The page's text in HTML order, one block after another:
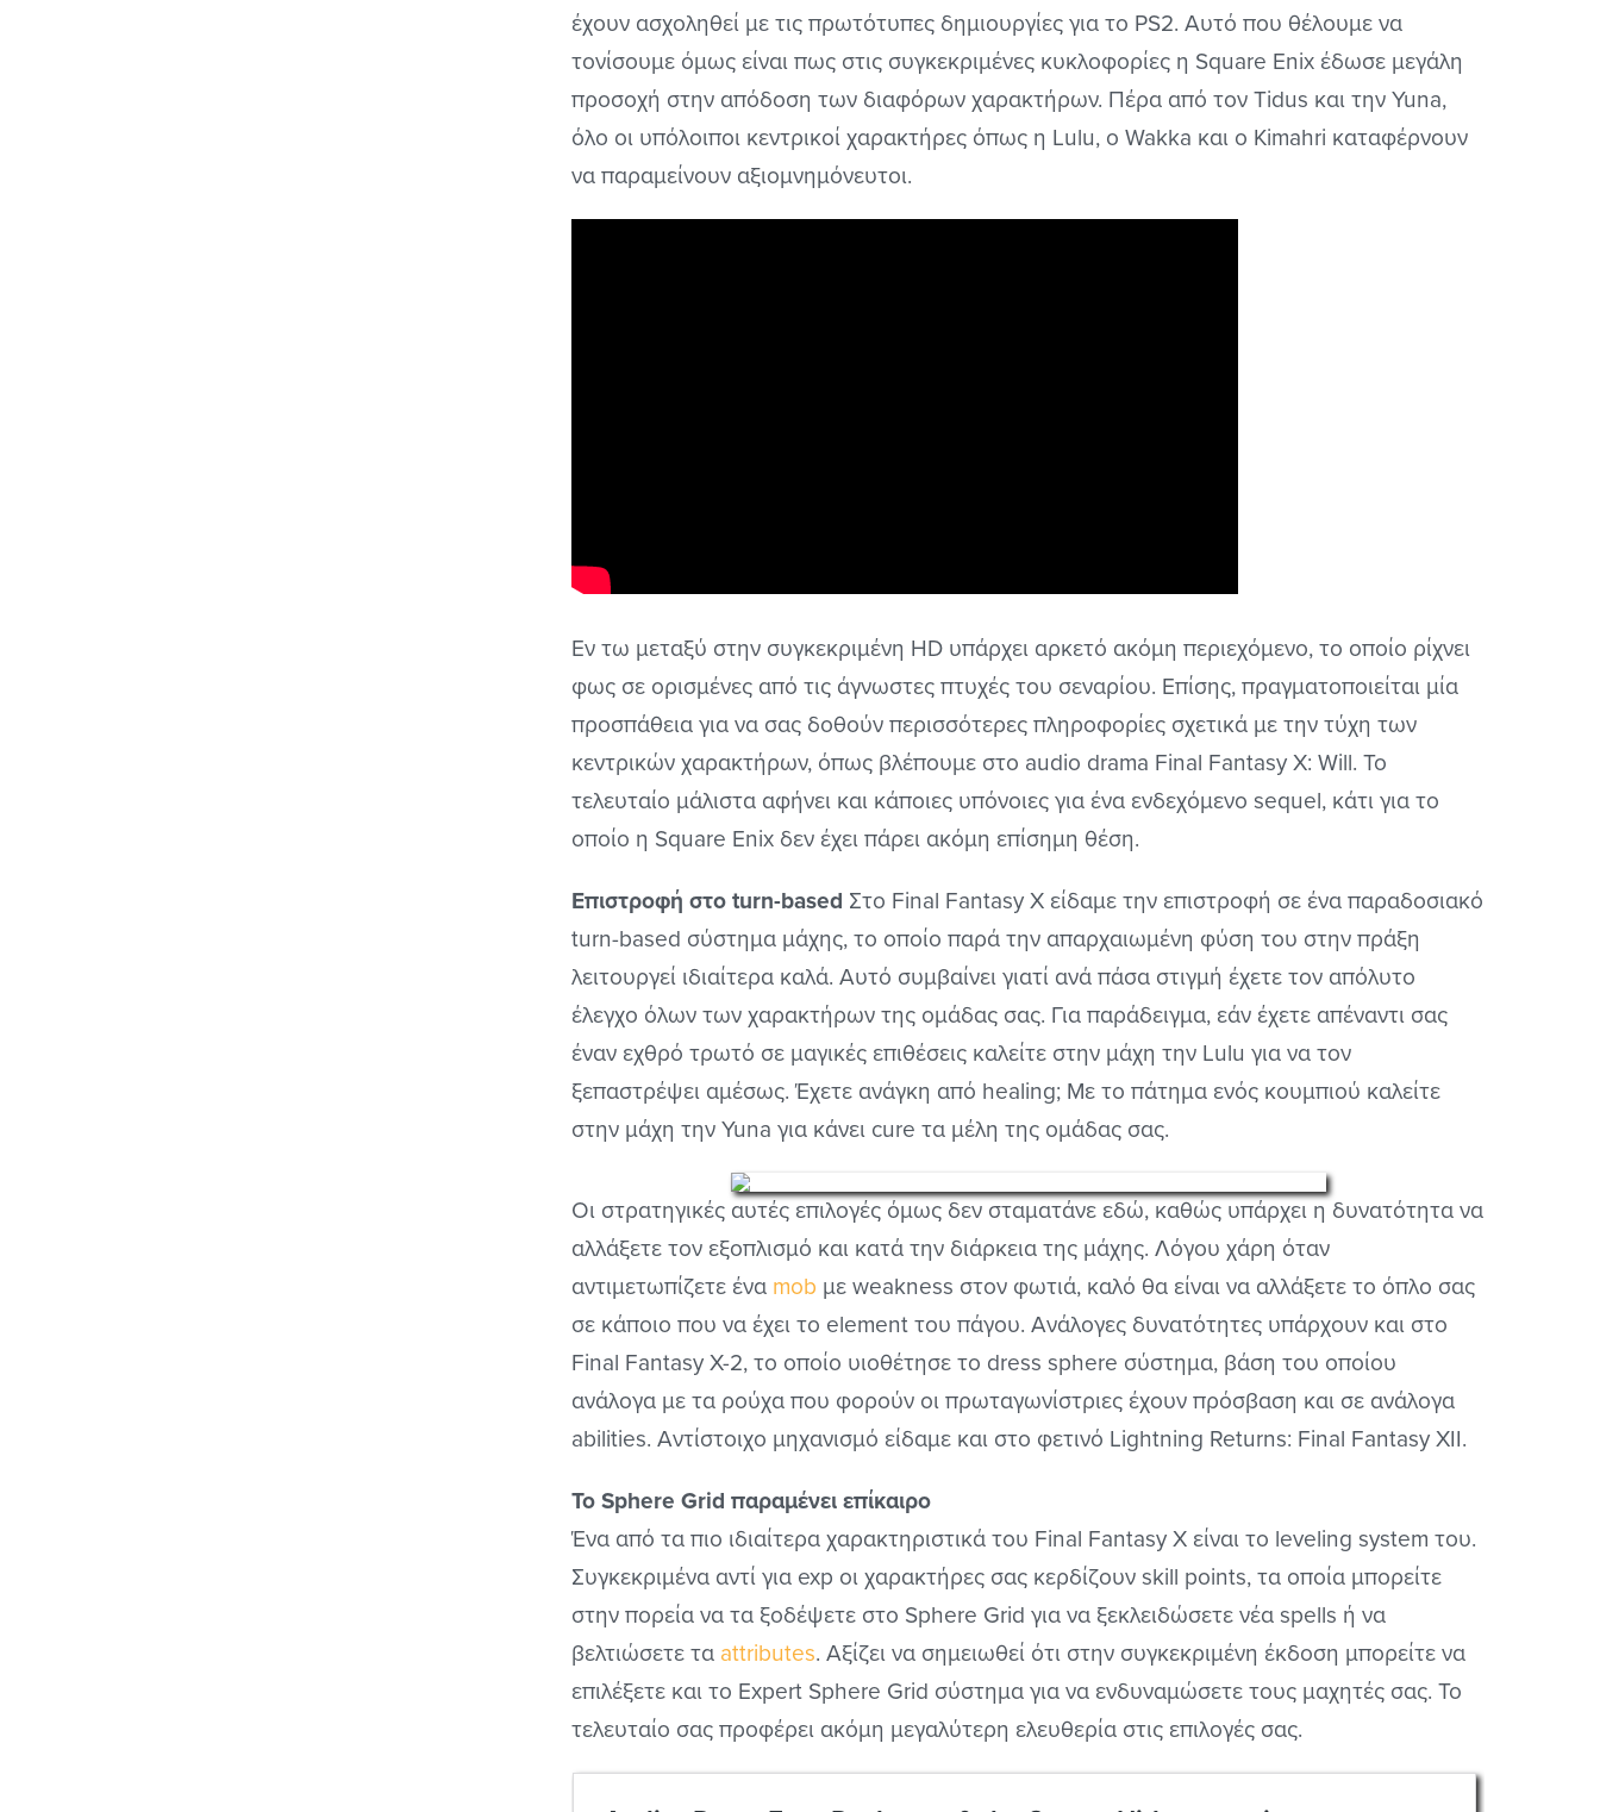
έχουν ασχοληθεί με τις πρωτότυπες δημιουργίες για το PS2. Αυτό που θέλουμε να
τονίσουμε όμως είναι πως στις συγκεκριμένες κυκλοφορίες η Square Enix έδωσε μεγάλη
προσοχή στην απόδοση των διαφόρων χαρακτήρων. Πέρα από τον Tidus και την Yuna,
όλο οι υπόλοιποι κεντρικοί χαρακτήρες όπως η Lulu, o Wakka και ο Kimahri καταφέρνουν
να παραμείνουν αξιομνημόνευτοι.
Εν τω μεταξύ στην συγκεκριμένη HD υπάρχει αρκετό ακόμη περιεχόμενο, το οποίο ρίχνει
φως σε ορισμένες από τις άγνωστες πτυχές του σεναρίου. Επίσης, πραγματοποιείται μία
προσπάθεια για να σας δοθούν περισσότερες πληροφορίες σχετικά με την τύχη των
κεντρικών χαρακτήρων, όπως βλέπουμε στο audio drama Final Fantasy X: Will. Το
τελευταίο μάλιστα αφήνει και κάποιες υπόνοιες για ένα ενδεχόμενο sequel, κάτι για το
οποίο η Square Enix δεν έχει πάρει ακόμη επίσημη θέση.
Επιστροφή στο turn-based Στο Final Fantasy X είδαμε την επιστροφή σε ένα παραδοσιακό
turn-based σύστημα μάχης, το οποίο παρά την απαρχαιωμένη φύση του στην πράξη
λειτουργεί ιδιαίτερα καλά. Αυτό συμβαίνει γιατί ανά πάσα στιγμή έχετε τον απόλυτο
έλεγχο όλων των χαρακτήρων της ομάδας σας. Για παράδειγμα, εάν έχετε απέναντι σας
έναν εχθρό τρωτό σε μαγικές επιθέσεις καλείτε στην μάχη την Lulu για να τον
ξεπαστρέψει αμέσως. Έχετε ανάγκη από healing; Με το πάτημα ενός κουμπιού καλείτε
στην μάχη την Yuna για κάνει cure τα μέλη της ομάδας σας.
Οι στρατηγικές αυτές επιλογές όμως δεν σταματάνε εδώ, καθώς υπάρχει η δυνατότητα να
αλλάξετε τον εξοπλισμό και κατά την διάρκεια της μάχης. Λόγου χάρη όταν
αντιμετωπίζετε ένα mob με weakness στον φωτιά, καλό θα είναι να αλλάξετε το όπλο σας
σε κάποιο που να έχει το element του πάγου. Ανάλογες δυνατότητες υπάρχουν και στο
Final Fantasy X-2, το οποίο υιοθέτησε το dress sphere σύστημα, βάση του οποίου
ανάλογα με τα ρούχα που φορούν οι πρωταγωνίστριες έχουν πρόσβαση και σε ανάλογα
abilities. Αντίστοιχο μηχανισμό είδαμε και στο φετινό Lightning Returns: Final Fantasy XII.
Το Sphere Grid παραμένει επίκαιρο
Ένα από τα πιο ιδιαίτερα χαρακτηριστικά του Final Fantasy X είναι το leveling system του.
Συγκεκριμένα αντί για exp οι χαρακτήρες σας κερδίζουν skill points, τα οποία μπορείτε
στην πορεία να τα ξοδέψετε στο Sphere Grid για να ξεκλειδώσετε νέα spells ή να
βελτιώσετε τα attributes. Αξίζει να σημειωθεί ότι στην συγκεκριμένη έκδοση μπορείτε να
επιλέξετε και το Expert Sphere Grid σύστημα για να ενδυναμώσετε τους μαχητές σας. Το
τελευταίο σας προφέρει ακόμη μεγαλύτερη ελευθερία στις επιλογές σας.